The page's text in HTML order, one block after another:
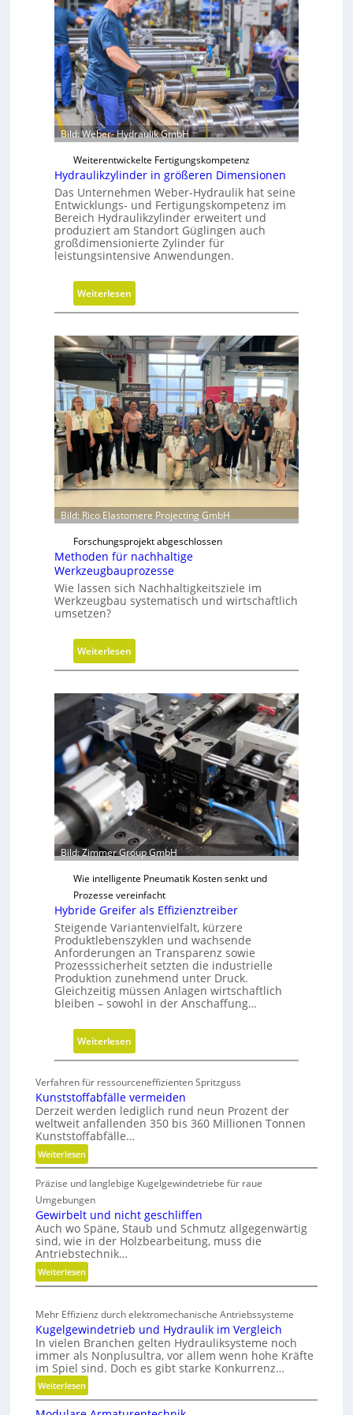
s
e
c
h
s
F
r
e
i
h
e
t
s
g
r
d
e
e
n
l
o
s
e
r
M
O
-
C
h
e
c
k
Bild: Weber- Hydraulik GmbH
Weiterentwickelte Fertigungskompetenz
Hydraulikzylinder in größeren Dimensionen
Das Unternehmen Weber-Hydraulik hat seine
Entwicklungs- und Fertigungskompetenz im
Bereich Hydraulikzylinder erweitert und
produziert am Standort Güglingen auch
großdimensionierte Zylinder für
leistungsintensive Anwendungen.
Weiterlesen
H
d
r
a
u
l
z
y
l
i
n
d
e
r
i
n
r
ß
e
r
e
n
D
m
e
n
s
i
n
e
n
Bild: Rico Elastomere Projecting GmbH
Forschungsprojekt abgeschlossen
Methoden für nachhaltige
Werkzeugbauprozesse
Wie lassen sich Nachhaltigkeitsziele im
Werkzeugbau systematisch und wirtschaftlich
umsetzen?
Weiterlesen
M
t
h
o
d
e
n
f
ü
r
n
c
h
h
a
l
t
i
g
W
r
k
z
e
u
b
a
p
r
o
s
e
Bild: Zimmer Group GmbH
Wie intelligente Pneumatik Kosten senkt und
Prozesse vereinfacht
Hybride Greifer als Effizienztreiber
Steigende Variantenvielfalt, kürzere
Produktlebenszyklen und wachsende
Anforderungen an Transparenz sowie
Prozesssicherheit setzten die industrielle
Produktion zunehmend unter Druck.
Gleichzeitig müssen Anlagen wirtschaftlich
bleiben – sowohl in der Anschaffung…
Weiterlesen
H
b
r
i
d
G
r
i
f
a
s
E
ff
i
i
Verfahren für ressourceneffizienten Spritzguss
Kunststoffabfälle vermeiden
Derzeit werden lediglich rund neun Prozent der
weltweit anfallenden 350 bis 360 Millionen Tonnen
Kunststoffabfälle…
Weiterlesen:
K
u
n
s
t
s
t
o
f
a
b
f
ä
l
l
Präzise und langlebige Kugelgewindetriebe für raue
Umgebungen
Gewirbelt und nicht geschliffen
Auch wo Späne, Staub und Schmutz allgegenwärtig
sind, wie in der Holzbearbeitung, muss die
Antriebstechnik…
Weiterlesen:
G
w
i
r
b
e
l
Mehr Effizienz durch elektromechanische Antriebssysteme
Kugelgewindetrieb und Hydraulik im Vergleich
In vielen Branchen gelten Hydrauliksysteme noch
immer als Nonplusultra, vor allem wenn hohe Kräfte
im Spiel sind. Doch es gibt starke Konkurrenz…
Weiterlesen:
K